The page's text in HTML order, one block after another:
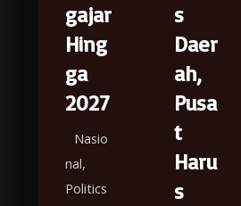
gajar
Hing
ga
2027
Nasio
nal,
Politics
s
Daer
ah,
Pusa
t
Haru
s